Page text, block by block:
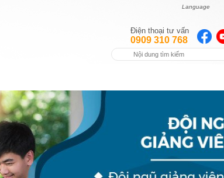
Language
Điện thoại tư vấn
0909 310 768